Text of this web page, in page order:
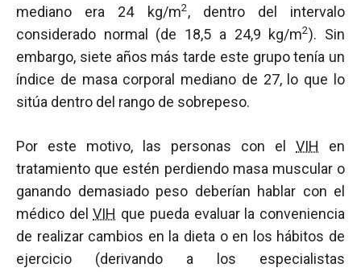
mediano era 24 kg/m2, dentro del intervalo
considerado normal (de 18,5 a 24,9 kg/m2). Sin
embargo, siete años más tarde este grupo tenía un
índice de masa corporal mediano de 27, lo que lo
sitúa dentro del rango de sobrepeso.
Por este motivo, las personas con el VIH en
tratamiento que estén perdiendo masa muscular o
ganando demasiado peso deberían hablar con el
médico delVIH que pueda evaluar la conveniencia
de realizar cambios en la dieta o en los hábitos de
ejercicio (derivando a los especialistas